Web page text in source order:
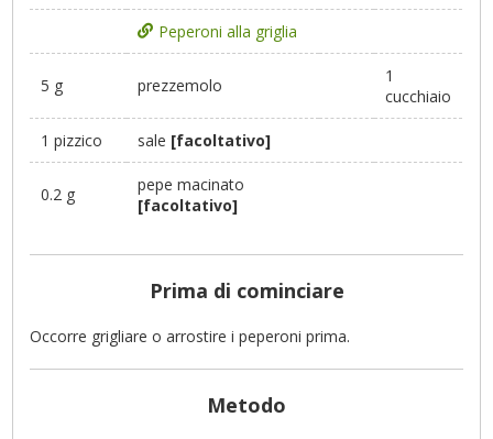
Peperoni alla griglia
5 g prezzemolo
1
cucchiaio
1 pizzico sale [facoltativo]
0.2 g
pepe macinato
[facoltativo]
Prima di cominciare
Occorre grigliare o arrostire i peperoni prima.
Metodo